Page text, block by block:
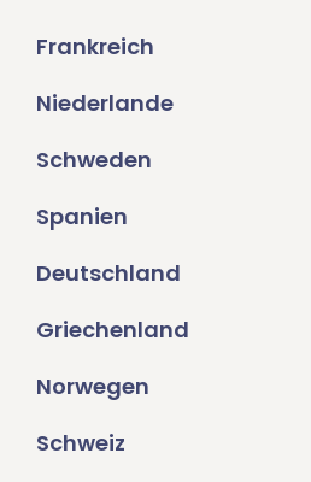
Frankreich
Niederlande
Schweden
Spanien
Deutschland
Griechenland
Norwegen
Schweiz